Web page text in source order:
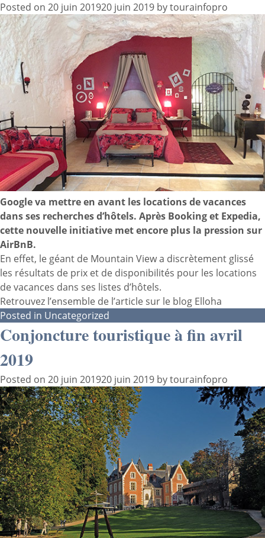
Posted on 20 juin 201920 juin 2019 bytourainfopro
Google va mettre en avant les locations de vacances
dans ses recherches d’hôtels. Après Booking et Expedia,
cette nouvelle initiative met encore plus la pression sur
AirBnB.
En effet, le géant de Mountain View a discrètement glissé
les résultats de prix et de disponibilités pour les locations
de vacances dans ses listes d’hôtels.
Retrouvez l’ensemble de l’article sur le blog Elloha
Posted in Uncategorized
Conjoncture touristique à fin avril
2019
Posted on 20 juin 201920 juin 2019 bytourainfopro